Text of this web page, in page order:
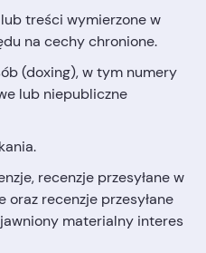
treści wymierzone w
na cechy chronione.
(doxing), w tym numery
lub niepubliczne
recenzje przesyłane w
oraz recenzje przesyłane
materialny interes